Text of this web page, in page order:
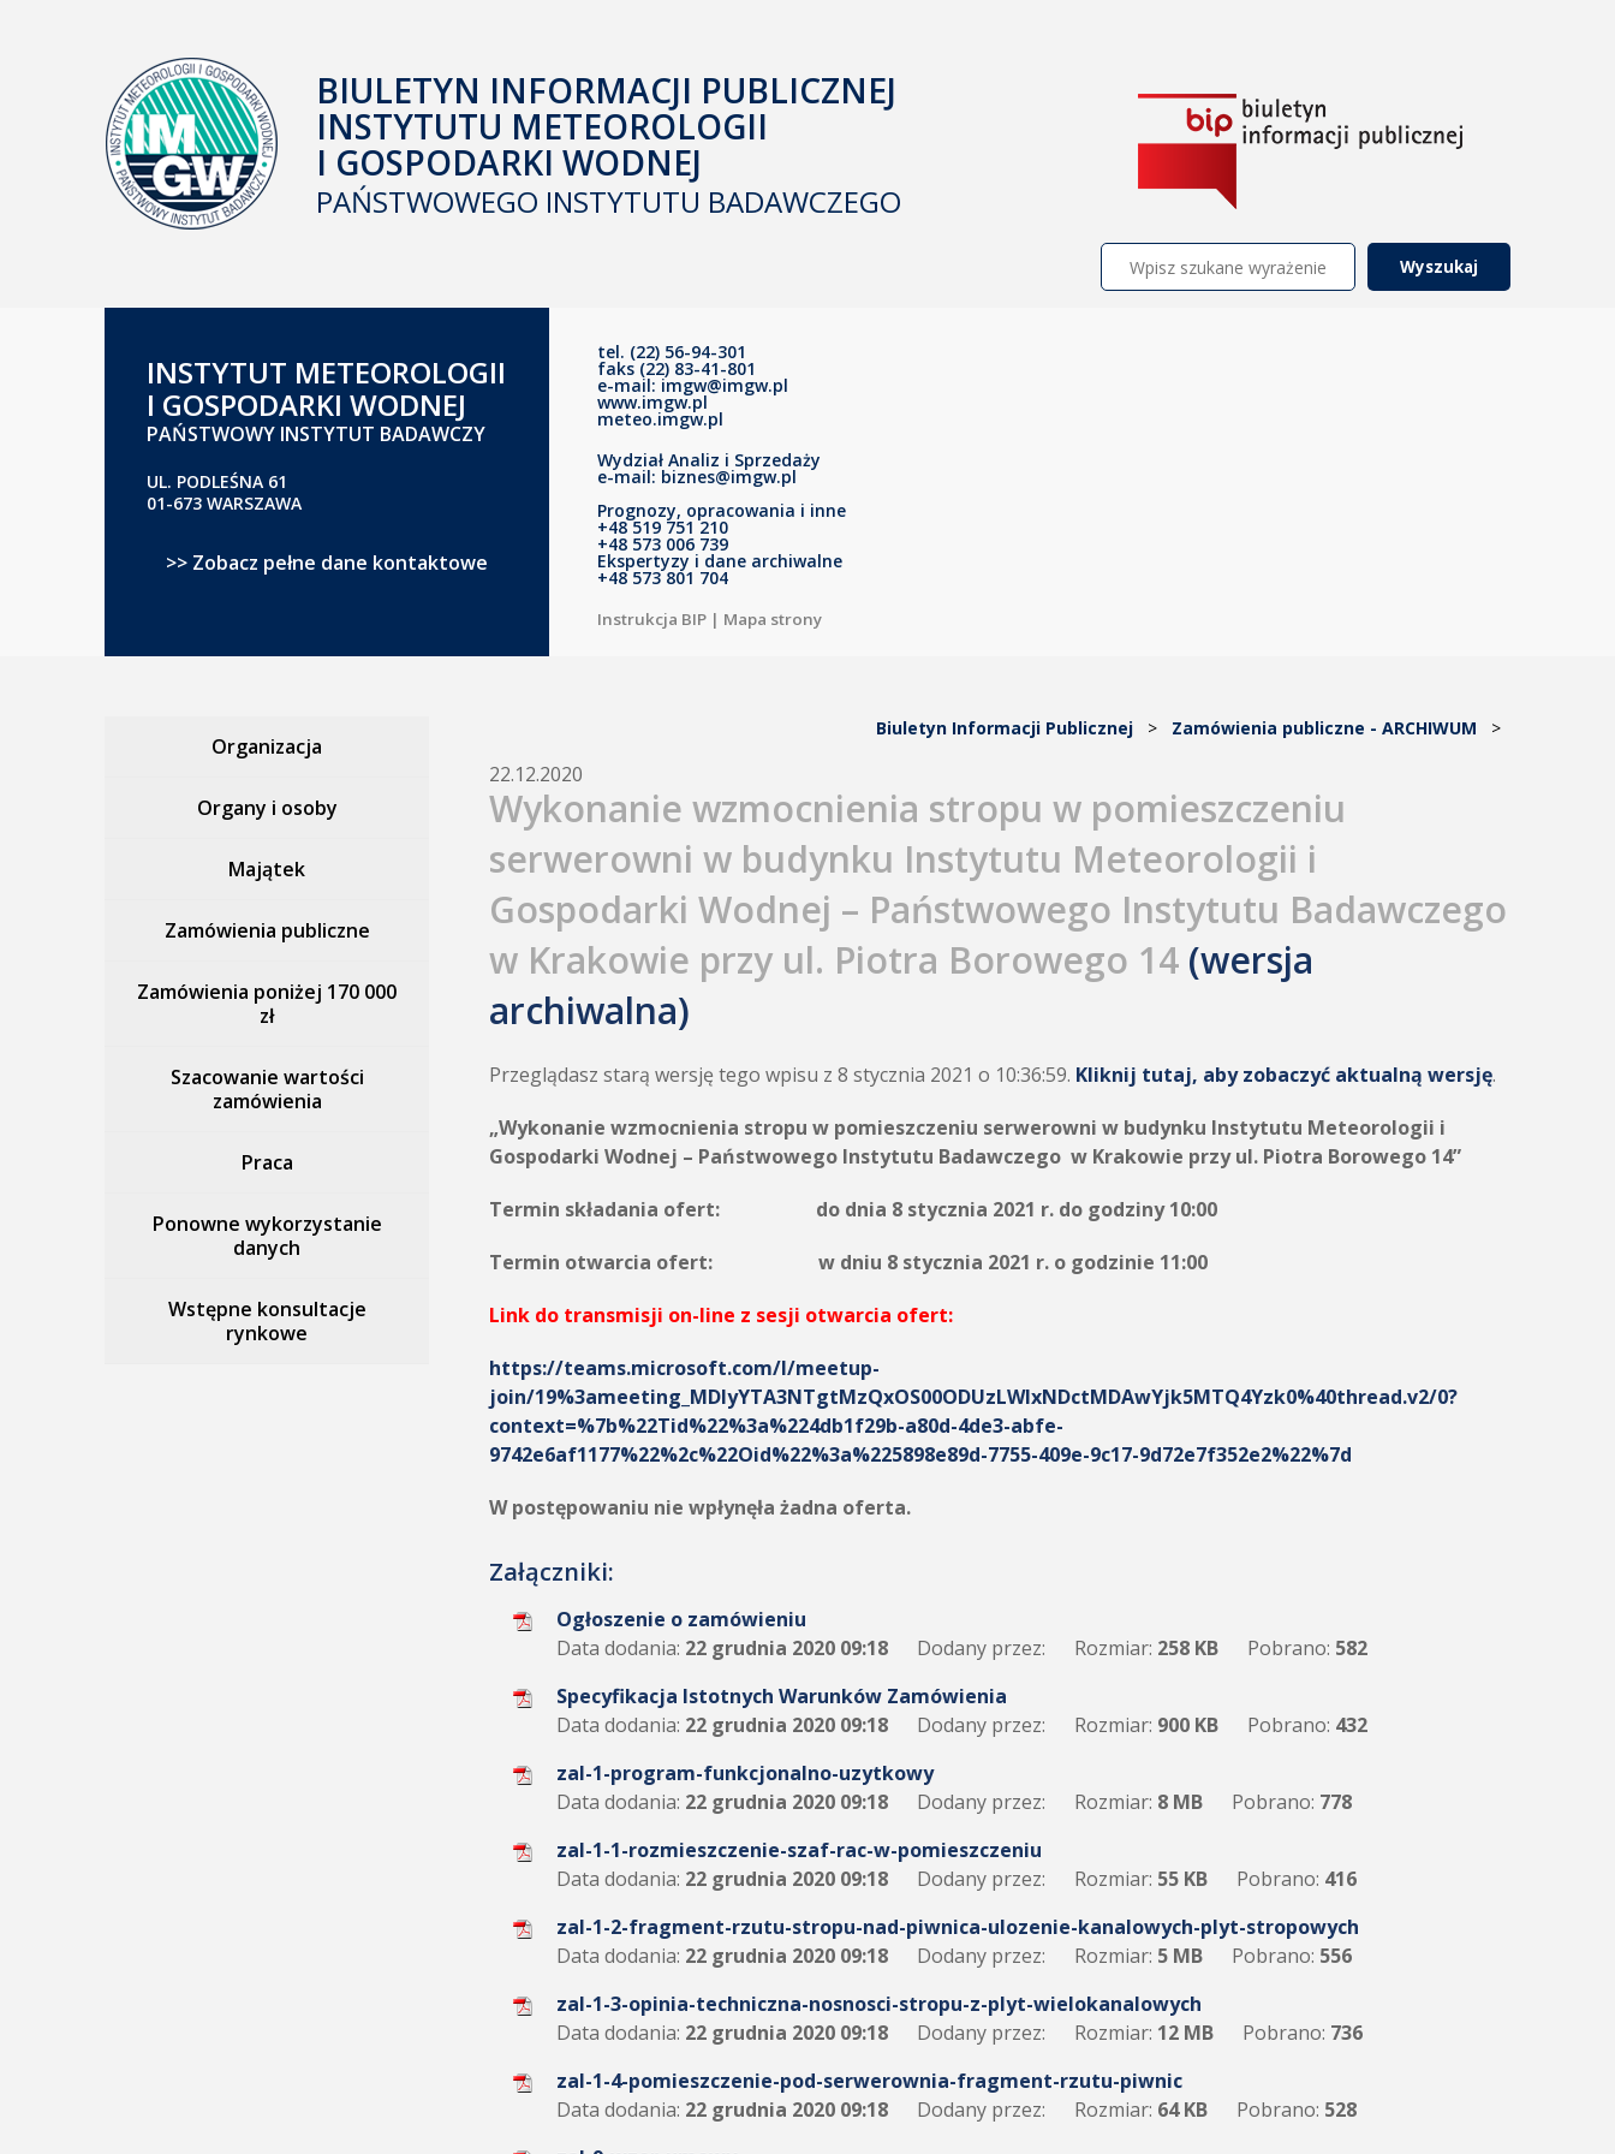
BIULETYN INFORMACJI PUBLICZNEJ
INSTYTUTU METEOROLOGII
I GOSPODARKI WODNEJ
PAŃSTWOWEGO INSTYTUTU BADAWCZEGO
Szukaj:
INSTYTUT METEOROLOGII
I GOSPODARKI WODNEJ
PAŃSTWOWY INSTYTUT BADAWCZY
UL. PODLEŚNA 61
01-673 WARSZAWA
>> Zobacz pełne dane kontaktowe
tel. (22) 56-94-301
faks (22) 83-41-801
e-mail: imgw@imgw.pl
www.imgw.pl
meteo.imgw.pl
Wydział Analiz i Sprzedaży
e-mail: biznes@imgw.pl
Prognozy, opracowania i inne
+48 519 751 210
+48 573 006 739
Ekspertyzy i dane archiwalne
+48 573 801 704
Instrukcja BIP | Mapa strony
Organizacja
Organy i osoby
Majątek
Zamówienia publiczne
Zamówienia poniżej 170 000
zł
Szacowanie wartości
zamówienia
Praca
Ponowne wykorzystanie
danych
Wstępne konsultacje
rynkowe
Biuletyn Informacji Publicznej > Zamówienia publiczne - ARCHIWUM >
22.12.2020
Wykonanie wzmocnienia stropu w pomieszczeniu
serwerowni w budynku Instytutu Meteorologii i
Gospodarki Wodnej – Państwowego Instytutu Badawczego
w Krakowie przy ul. Piotra Borowego 14 (wersja
archiwalna)
Przeglądasz starą wersję tego wpisu z 8 stycznia 2021 o 10:36:59. Kliknij tutaj, aby zobaczyć aktualną wersję.
„Wykonanie wzmocnienia stropu w pomieszczeniu serwerowni w budynku Instytutu Meteorologii i
Gospodarki Wodnej – Państwowego Instytutu Badawczego w Krakowie przy ul. Piotra Borowego 14”
Termin składania ofert: do dnia 8 stycznia 2021 r. do godziny 10:00
Termin otwarcia ofert: w dniu 8 stycznia 2021 r. o godzinie 11:00
Link do transmisji on-line z sesji otwarcia ofert:
https://teams.microsoft.com/l/meetup-
join/19%3ameeting_MDIyYTA3NTgtMzQxOS00ODUzLWIxNDctMDAwYjk5MTQ4Yzk0%40thread.v2/0?
context=%7b%22Tid%22%3a%224db1f29b-a80d-4de3-abfe-
9742e6af1177%22%2c%22Oid%22%3a%225898e89d-7755-409e-9c17-9d72e7f352e2%22%7d
W postępowaniu nie wpłynęła żadna oferta.
Załączniki:
Ogłoszenie o zamówieniu
Data dodania: 22 grudnia 2020 09:18 Dodany przez: Rozmiar: 258 KB Pobrano: 582
Specyfikacja Istotnych Warunków Zamówienia
Data dodania: 22 grudnia 2020 09:18 Dodany przez: Rozmiar: 900 KB Pobrano: 432
zal-1-program-funkcjonalno-uzytkowy
Data dodania: 22 grudnia 2020 09:18 Dodany przez: Rozmiar: 8 MB Pobrano: 778
zal-1-1-rozmieszczenie-szaf-rac-w-pomieszczeniu
Data dodania: 22 grudnia 2020 09:18 Dodany przez: Rozmiar: 55 KB Pobrano: 416
zal-1-2-fragment-rzutu-stropu-nad-piwnica-ulozenie-kanalowych-plyt-stropowych
Data dodania: 22 grudnia 2020 09:18 Dodany przez: Rozmiar: 5 MB Pobrano: 556
zal-1-3-opinia-techniczna-nosnosci-stropu-z-plyt-wielokanalowych
Data dodania: 22 grudnia 2020 09:18 Dodany przez: Rozmiar: 12 MB Pobrano: 736
zal-1-4-pomieszczenie-pod-serwerownia-fragment-rzutu-piwnic
Data dodania: 22 grudnia 2020 09:18 Dodany przez: Rozmiar: 64 KB Pobrano: 528